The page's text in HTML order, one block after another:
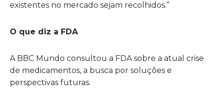
existentes no mercado sejam recolhidos.”
O que diz a FDA
A BBC Mundo consultou a FDA sobre a atual crise
de medicamentos, a busca por soluções e
perspectivas futuras.